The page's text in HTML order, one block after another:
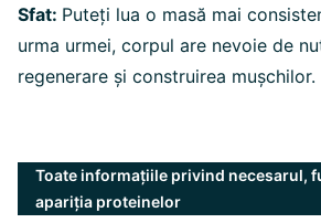
Sfat: Puteți lua o masă mai
urma urmei, corpul are nevoie de
regenerare și construirea mușchilor.
Toate informațiile privind necesarul,
apariția proteinelor